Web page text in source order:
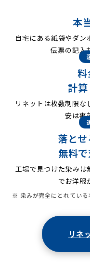
本
自宅にある紙袋やダン
伝票の記入
計
リネットは枚数制限
安は事
落と
無料
工場で見つけた染みは
でお洋服
※ 染みが完全にとれている
リネ